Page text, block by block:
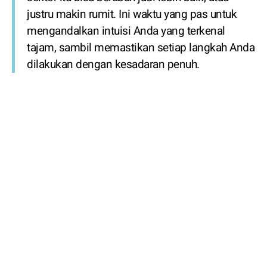
justru makin rumit. Ini waktu yang pas untuk
mengandalkan intuisi Anda yang terkenal
tajam, sambil memastikan setiap langkah Anda
dilakukan dengan kesadaran penuh.